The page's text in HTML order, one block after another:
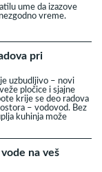
ume da izazove
vreme.
pri
uzbudljivo – novi
pločice i sjajne
krije se deo radova
– vodovod. Bez
kuhinja može
na veš